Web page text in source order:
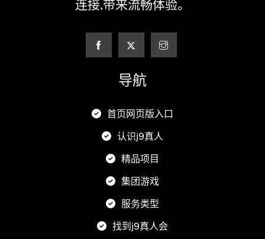
连接,带来流畅体验。
导航
首页网页版入口
认识j9真人
精品项目
集团游戏
服务类型
找到j9真人会